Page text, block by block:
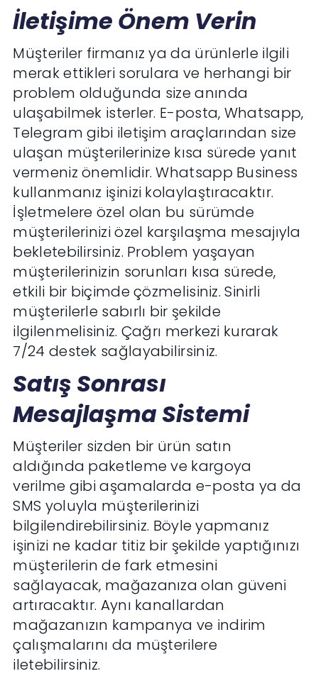
İletişime Önem Verin
Müşteriler firmanız ya da ürünlerle ilgili
merak ettikleri sorulara ve herhangi bir
problem olduğunda size anında
ulaşabilmek isterler. E-posta, Whatsapp,
Telegram gibi iletişim araçlarından size
ulaşan müşterilerinize kısa sürede yanıt
vermeniz önemlidir. Whatsapp Business
kullanmanız işinizi kolaylaştıracaktır.
İşletmelere özel olan bu sürümde
müşterilerinizi özel karşılaşma mesajıyla
bekletebilirsiniz. Problem yaşayan
müşterilerinizin sorunları kısa sürede,
etkili bir biçimde çözmelisiniz. Sinirli
müşterilerle sabırlı bir şekilde
ilgilenmelisiniz. Çağrı merkezi kurarak
7/24 destek sağlayabilirsiniz.
Satış Sonrası
Mesajlaşma Sistemi
Müşteriler sizden bir ürün satın
aldığında paketleme ve kargoya
verilme gibi aşamalarda e-posta ya da
SMS yoluyla müşterilerinizi
bilgilendirebilirsiniz. Böyle yapmanız
işinizi ne kadar titiz bir şekilde yaptığınızı
müşterilerin de fark etmesini
sağlayacak, mağazanıza olan güveni
artıracaktır. Aynı kanallardan
mağazanızın kampanya ve indirim
çalışmalarını da müşterilere
iletebilirsiniz.